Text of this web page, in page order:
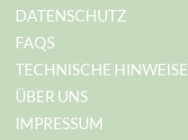
DATENSCHUTZ
FAQS
TECHNISCHE HINWEISE
ÜBER UNS
IMPRESSUM